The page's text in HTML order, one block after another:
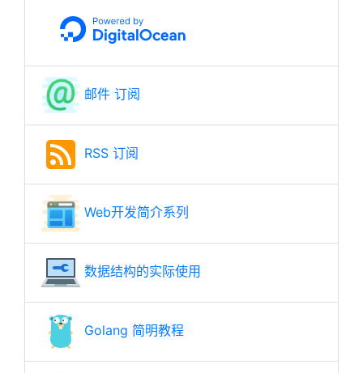
邮件 订阅
RSS 订阅
Web开发简介系列
数据结构的实际使用
Golang 简明教程